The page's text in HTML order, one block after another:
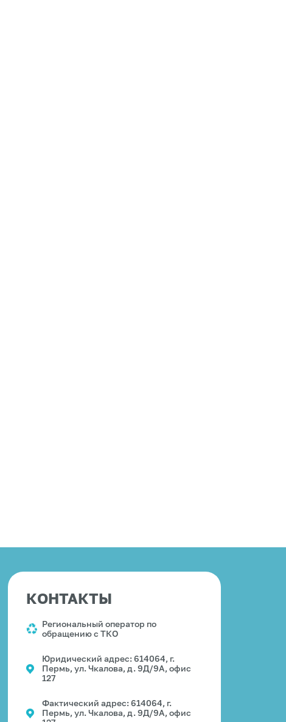
КОНТАКТЫ
Региональный оператор по
обращению с ТКО
Юридический адрес: 614064, г.
Пермь, ул. Чкалова, д. 9Д/9А, офис
127
Фактический адрес: 614064, г.
Пермь, ул. Чкалова, д. 9Д/9А, офис